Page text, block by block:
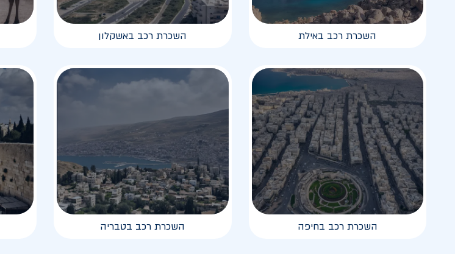
השכרת רכב באילת השכרת רכב באשקלון
השכרת רכב בחיפה השכרת רכב בטבריה